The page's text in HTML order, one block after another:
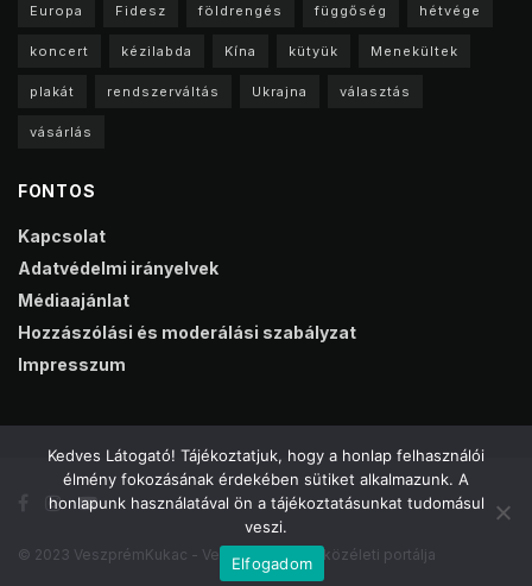
Europa Fidesz földrengés függőség hétvége
koncert kézilabda Kína kütyük Menekültek
plakát rendszerváltás Ukrajna választás
vásárlás
FONTOS
Kapcsolat
Adatvédelmi irányelvek
Médiaajánlat
Hozzászólási és moderálási szabályzat
Impresszum
© 2023 VeszprémKukac - Veszprém online közéleti portálja
Kedves Látogató! Tájékoztatjuk, hogy a honlap felhasználói
élmény fokozásának érdekében sütiket alkalmazunk. A
honlapunk használatával ön a tájékoztatásunkat tudomásul
veszi.
Elfogadom